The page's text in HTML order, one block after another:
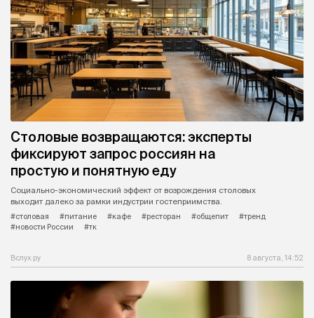
Столовые возвращаются: эксперты
фиксируют запрос россиян на
простую и понятную еду
Социально-экономический эффект от возрождения столовых
выходит далеко за рамки индустрии гостеприимства.
#столовая
#питание #кафе #ресторан #общепит
#тренд
#новости России
#тк
Вслух.ру 8 августа, 14:52